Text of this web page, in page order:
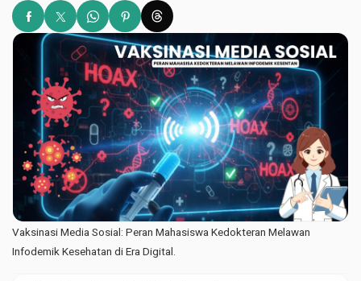
Vaksinasi Media Sosial: Peran Mahasiswa Kedokteran Melawan
Infodemik Kesehatan di Era Digital.